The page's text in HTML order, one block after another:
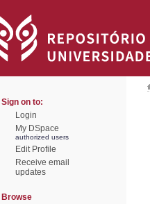
Sign on to:
Login
My DSpace
authorized users
Edit Profile
Receive email
updates
Browse